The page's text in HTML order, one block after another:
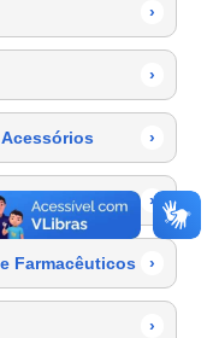
›
›
›
›
Farmacêuticos ›
›